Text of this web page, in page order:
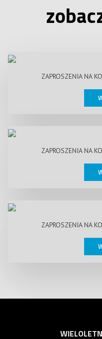
ZAPROSZENIA NA
ZAPROSZENIA NA
ZAPROSZENIA NA